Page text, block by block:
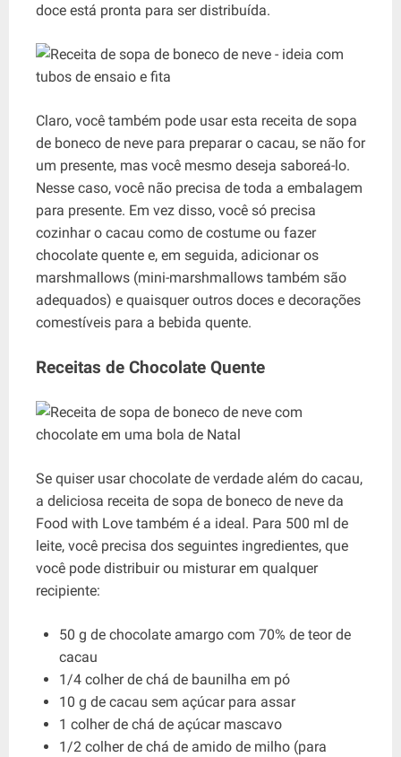
doce está pronta para ser distribuída.
Claro, você também pode usar esta receita de sopa
de boneco de neve para preparar o cacau, se não for
um presente, mas você mesmo deseja saboreá-lo.
Nesse caso, você não precisa de toda a embalagem
para presente. Em vez disso, você só precisa
cozinhar o cacau como de costume ou fazer
chocolate quente e, em seguida, adicionar os
marshmallows (mini-marshmallows também são
adequados) e quaisquer outros doces e decorações
comestíveis para a bebida quente.
Receitas de Chocolate Quente
Se quiser usar chocolate de verdade além do cacau,
a deliciosa receita de sopa de boneco de neve da
Food with Love também é a ideal. Para 500 ml de
leite, você precisa dos seguintes ingredientes, que
você pode distribuir ou misturar em qualquer
recipiente:
50 g de chocolate amargo com 70% de teor de
cacau
1/4 colher de chá de baunilha em pó
10 g de cacau sem açúcar para assar
1 colher de chá de açúcar mascavo
1/2 colher de chá de amido de milho (para